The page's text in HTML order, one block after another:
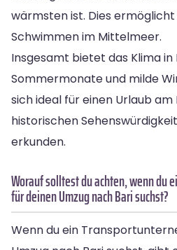
wärmsten ist. Dies
Schwimmen im Mittelmeer.
Insgesamt bietet das Klima in
Sommermonate und milde
sich ideal für einen Urlaub
historischen
erkunden.
Worauf solltest du achten, wenn du
für deinen Umzug nach Bari suchst?
Wenn du ein